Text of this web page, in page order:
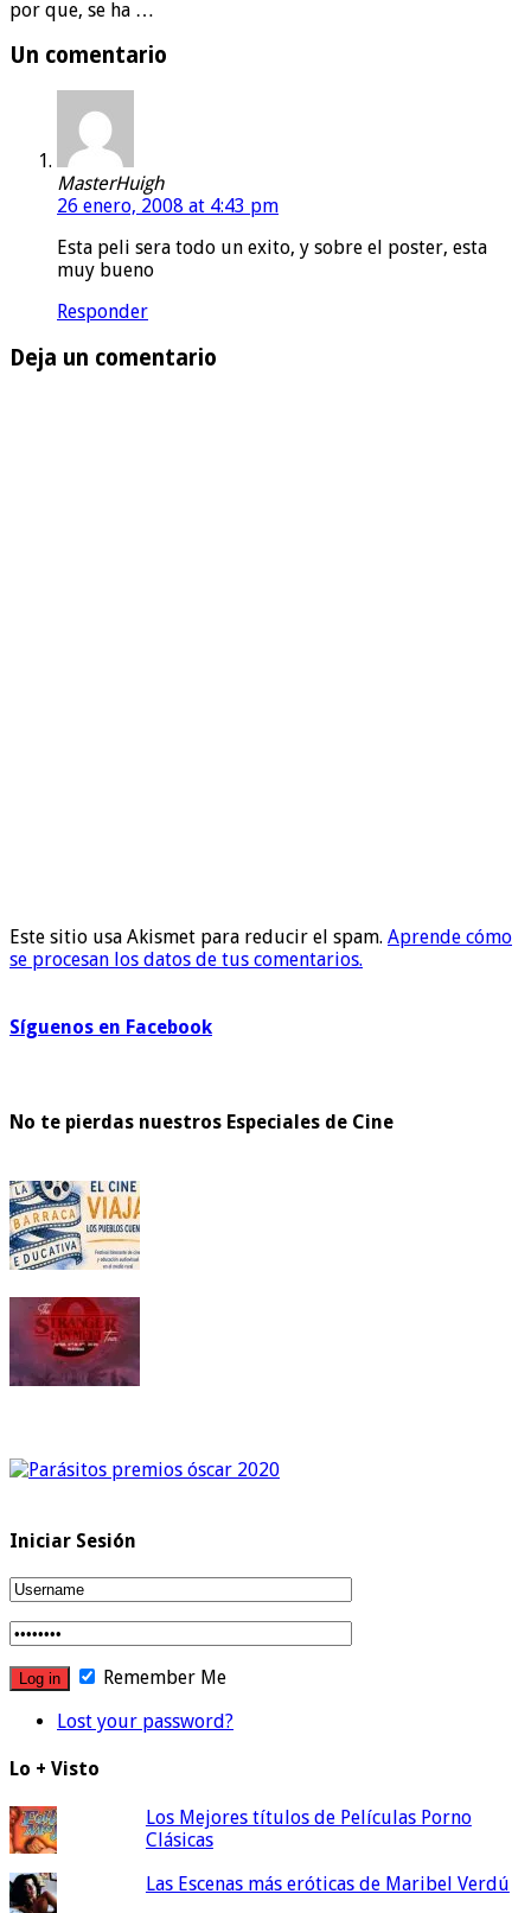
por que, se ha …
Un comentario
MasterHuigh
26 enero, 2008 at 4:43 pm
Esta peli sera todo un exito, y sobre el poster, esta
muy bueno
Responder
Deja un comentario
Este sitio usa Akismet para reducir el spam. Aprende cómo
se procesan los datos de tus comentarios.
Síguenos en Facebook
No te pierdas nuestros Especiales de Cine
Iniciar Sesión
Remember Me
Lost your password?
Lo + Visto
Los Mejores títulos de Películas Porno
Clásicas
Las Escenas más eróticas de Maribel Verdú